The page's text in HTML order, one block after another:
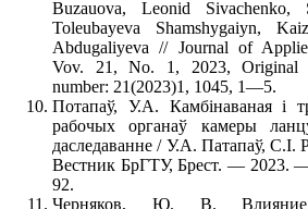
Buzauova, Leonid Sivachenko,
Toleubayeva Shamshygaiyn,
Abdugaliyeva // Journal of
Vov. 21, No. 1, 2023, Original
number: 21(2023)1, 1045, 1—5.
Потапаў, У.А. Камбінаваная і
рабочых органаў камеры
даследаванне / У.А. Патапаў, С.І.
Вестник БрГТУ, Брест. —
92.
Черняков, Ю. В. Влияние